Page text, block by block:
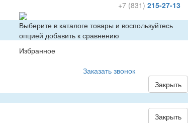
+7 (831) 215-27-13
Заказать звонок
Выберите в каталоге товары и воспользуйтесь
опцией добавить к сравнению
Избранное
Закрыть
Закрыть